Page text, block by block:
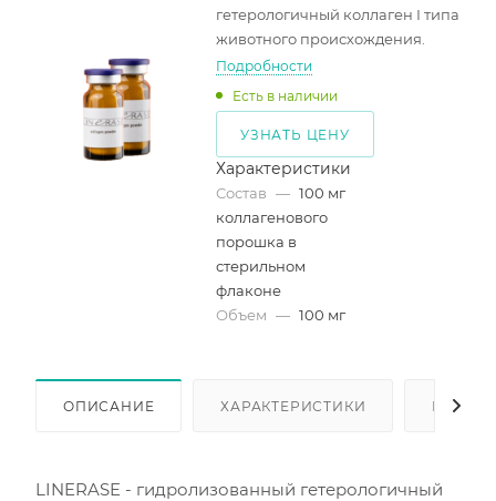
гетерологичный коллаген I типа
животного происхождения.
Подробности
Есть в наличии
УЗНАТЬ ЦЕНУ
Характеристики
Состав — 100 мг
коллагенового
порошка в
стерильном
флаконе
Объем — 100 мг
ОПИСАНИЕ ХАРАКТЕРИСТИКИ КАК
LINERASE - гидролизованный гетерологичный